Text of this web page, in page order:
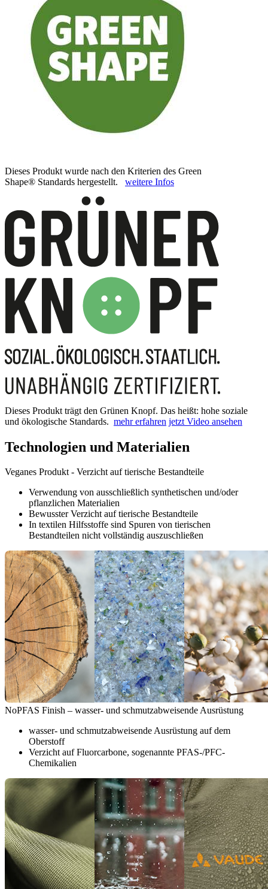
Dieses Produkt wurde nach den Kriterien des Green
Shape® Standards hergestellt. weitere Infos
Dieses Produkt trägt den Grünen Knopf. Das heißt: hohe soziale
und ökologische Standards. mehr erfahren jetzt Video ansehen
Technologien und Materialien
Veganes Produkt - Verzicht auf tierische Bestandteile
Verwendung von ausschließlich synthetischen und/oder
pflanzlichen Materialien
Bewusster Verzicht auf tierische Bestandteile
In textilen Hilfsstoffe sind Spuren von tierischen
Bestandteilen nicht vollständig auszuschließen
NoPFAS Finish – wasser- und schmutzabweisende Ausrüstung
wasser- und schmutzabweisende Ausrüstung auf dem
Oberstoff
Verzicht auf Fluorcarbone, sogenannte PFAS-/PFC-
Chemikalien